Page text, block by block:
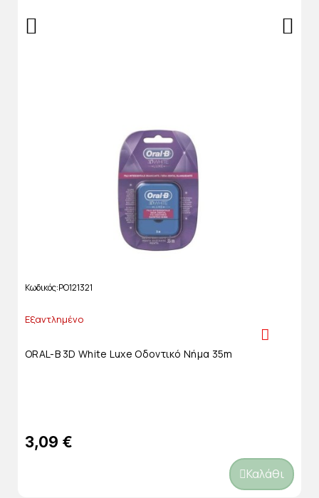
Κωδικός PO121321
Εξαντλημένο
ORAL-B 3D White Luxe Οδοντικό Νήμα 35m
3,09 €
Καλάθι